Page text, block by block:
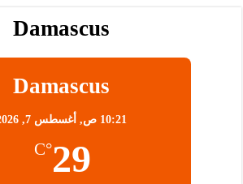
Damascus
Damascus
10:21 ص, أغسطس 7, 2026
29
°C